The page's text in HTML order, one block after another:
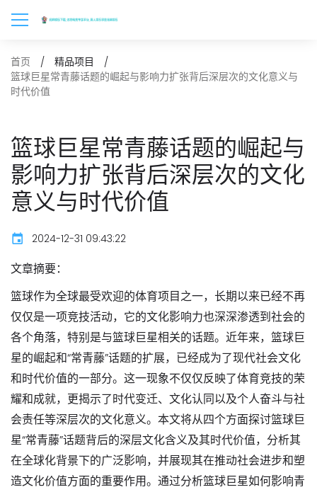
首页
精品项目
篮球巨星常青藤话题的崛起与影响力扩张背后深层次的文化意义与
时代价值
篮球巨星常青藤话题的崛起与
影响力扩张背后深层次的文化
意义与时代价值
2024-12-31 09:43:22
文章摘要：
篮球作为全球最受欢迎的体育项目之一，长期以来已经不再
仅仅是一项竞技活动，它的文化影响力也深深渗透到社会的
各个角落，特别是与篮球巨星相关的话题。近年来，篮球巨
星的崛起和“常青藤”话题的扩展，已经成为了现代社会文化
和时代价值的一部分。这一现象不仅仅反映了体育竞技的荣
耀和成就，更揭示了时代变迁、文化认同以及个人奋斗与社
会责任等深层次的文化意义。本文将从四个方面探讨篮球巨
星“常青藤”话题背后的深层文化含义及其时代价值，分析其
在全球化背景下的广泛影响，并展现其在推动社会进步和塑
造文化价值方面的重要作用。通过分析篮球巨星如何影响青